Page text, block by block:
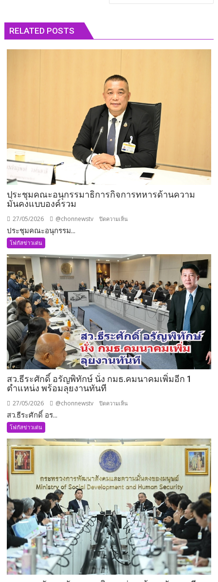
RELATED POSTS
ประชุมคณะอนุกรรมาธิการกิจการทหารด้านความ
มั่นคงแบบองค์รวม
27/05/2026 @chonnewstv ปิดความเห็น
กรรมาธิการ
กิจการ
ทหาร
ด้าน
ความ
มั่นคง
แบบ
องค์
รวม
ประชุมคณะอนุกรรม...
โฟกัสข่าวเด่น
สว.ธีระศักดิ์ อรัญพิทักษ์ นั่ง กมธ.คมนาคมเพิ่มอีก 1
ตำแหน่ง พร้อมลุยงานทันที
27/05/2026 @chonnewstv ปิดความเห็น
อรัญ
กมธ.คมนาคม
เพิ่ม
1
ตำแหน่ง
พร้อม
ลุย
งาน
ทันที
สว.ธีระศักดิ์ อร...
โฟกัสข่าวเด่น